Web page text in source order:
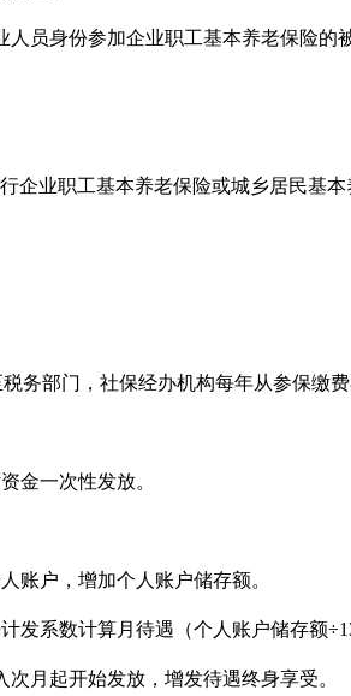
员身份参加企业职工基本养老保险
企业职工基本养老保险或城乡居民基
务部门，社保经办机构每年从参保缴
金一次性发放。
账户，增加个人账户储存额。
发系数计算月待遇（个人账户储存额
月起开始发放，增发待遇终身享受。